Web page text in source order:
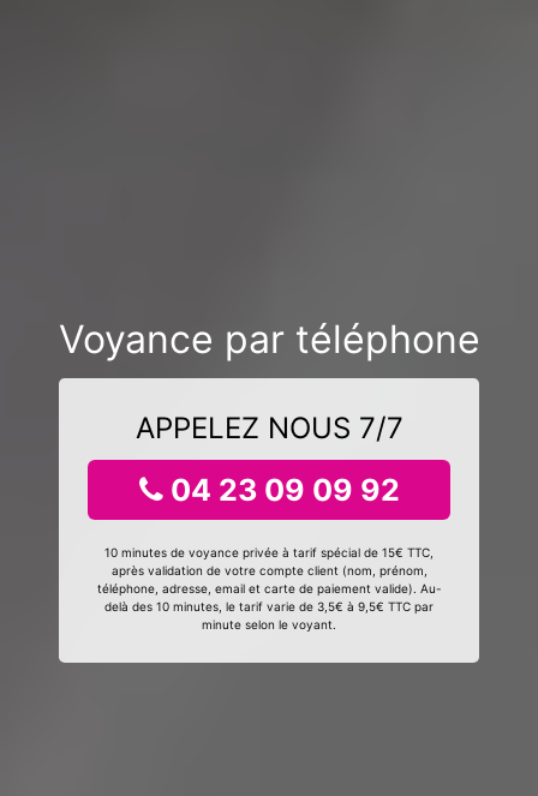
Voyance par téléphone
APPELEZ NOUS 7/7
04 23 09 09 92
10 minutes de voyance privée à tarif spécial de 15€ TTC,
après validation de votre compte client (nom, prénom,
téléphone, adresse, email et carte de paiement valide). Au-
delà des 10 minutes, le tarif varie de 3,5€ à 9,5€ TTC par
minute selon le voyant.